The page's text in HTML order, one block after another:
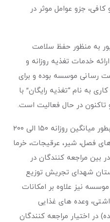
جزو عوامل موثر در
به منظور حفظ سلامت
خدمات تغذیه روزانه و
رسانی موسسه بوده و برای
به نام “تغذیه رایگان” با
در حال فعالیت است.
طی روزهای شنبه تا چهارشنبه بطور میانگین روزانه ۱۵۰ الی ۲۰۰
فصل، شیر، عرقیجات، خرما
بین مراجعه کنندگان در
شهدای تجریش توزیع
نیز علاوه بر امکانات
وعده های غذایی
در اختیار مراجعه کنندگان